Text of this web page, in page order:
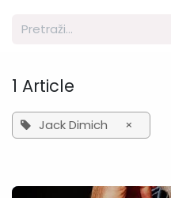
1 Article
Jack Dimich ×